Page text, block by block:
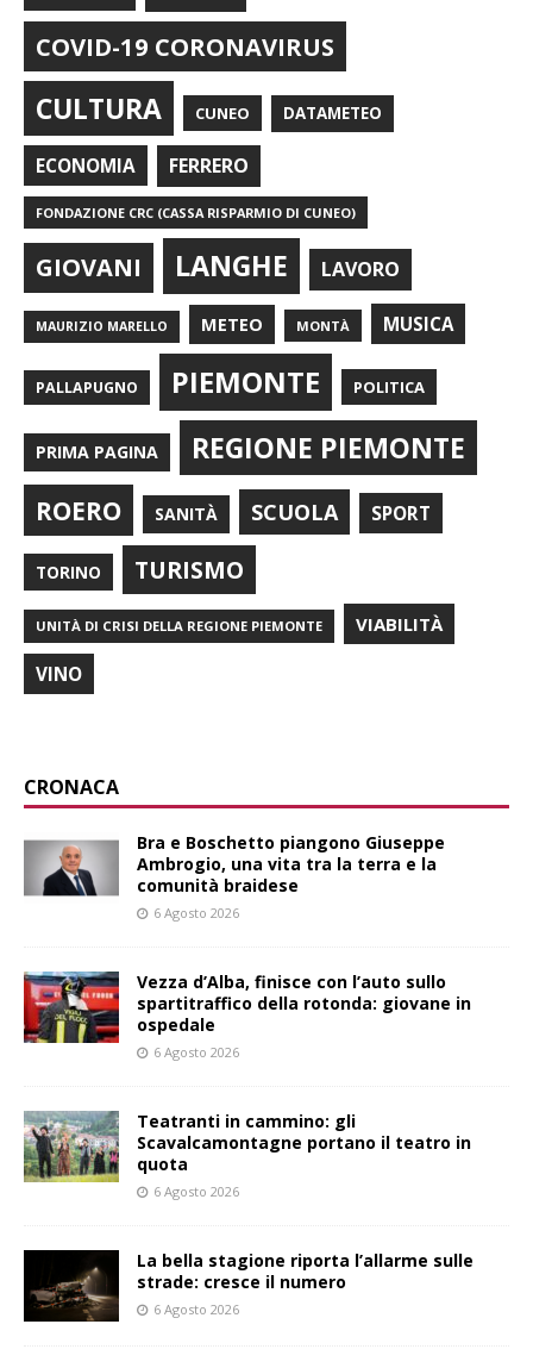
COVID-19 CORONAVIRUS
CULTURA CUNEO DATAMETEO
ECONOMIA FERRERO
FONDAZIONE CRC (CASSA RISPARMIO DI CUNEO)
GIOVANI LANGHE LAVORO
MAURIZIO MARELLO METEO MONTÀ MUSICA
PALLAPUGNO PIEMONTE POLITICA
PRIMA PAGINA REGIONE PIEMONTE
ROERO SANITÀ SCUOLA SPORT
TORINO TURISMO
UNITÀ DI CRISI DELLA REGIONE PIEMONTE VIABILITÀ
VINO
CRONACA
Bra e Boschetto piangono Giuseppe
Ambrogio, una vita tra la terra e la
comunità braidese
6 Agosto 2026
Vezza d’Alba, finisce con l’auto sullo
spartitraffico della rotonda: giovane in
ospedale
6 Agosto 2026
Teatranti in cammino: gli
Scavalcamontagne portano il teatro in
quota
6 Agosto 2026
La bella stagione riporta l’allarme sulle
strade: cresce il numero
6 Agosto 2026